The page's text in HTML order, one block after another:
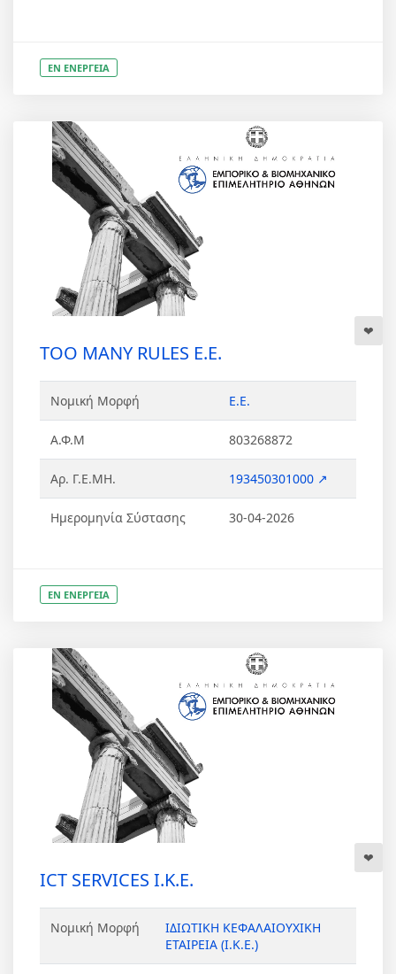
ΕΝ ΕΝΕΡΓΕΙΑ
TOO MANY RULES Ε.Ε.
Νομική Μορφή Ε.Ε.
Α.Φ.Μ 803268872
Αρ. Γ.Ε.ΜΗ. 193450301000 ↗
Ημερομηνία Σύστασης 30-04-2026
ΕΝ ΕΝΕΡΓΕΙΑ
ICT SERVICES Ι.Κ.Ε.
Νομική Μορφή
ΙΔΙΩΤΙΚΗ ΚΕΦΑΛΑΙΟΥΧΙΚΗ
ΕΤΑΙΡΕΙΑ (Ι.Κ.Ε.)